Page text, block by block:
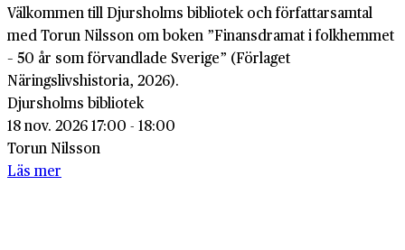
Välkommen till Djursholms bibliotek och författarsamtal
med Torun Nilsson om boken ”Finansdramat i folkhemmet
– 50 år som förvandlade Sverige” (Förlaget
Näringslivshistoria, 2026).
Djursholms bibliotek
18 nov. 2026 17:00 - 18:00
Torun Nilsson
Läs mer